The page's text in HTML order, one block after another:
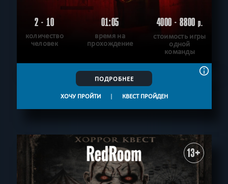
2 - 10
количество
человек
01:05
время на
прохождение
4000 - 8800р.
стоимость игры
одной
команды
ПОДРОБНЕЕ
ХОЧУ ПРОЙТИ | КВЕСТ ПРОЙДЕН
13+